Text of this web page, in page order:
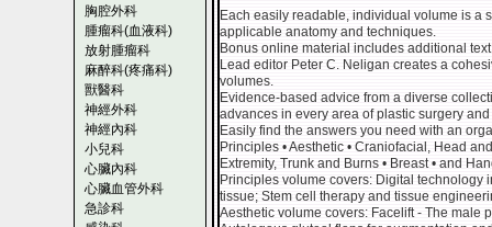
胸腔外科
腫瘤科(血液科)
放射腫瘤科
麻醉科(疼痛科)
獸醫科
神經外科
神經內科
小兒科
心臟內科
心臟血管外科
急診科
Each easily readable, individual volume is a
applicable anatomy and techniques.
Bonus online material includes additional
Lead editor Peter C. Neligan creates a
volumes.
Evidence-based advice from a diverse
advances in every area of plastic surgery
Easily find the answers you need with an
Principles • Aesthetic • Craniofacial, Head
Extremity, Trunk and Burns • Breast • and
Principles volume covers: Digital technology
tissue; Stem cell therapy and tissue
Aesthetic volume covers: Facelift - The male